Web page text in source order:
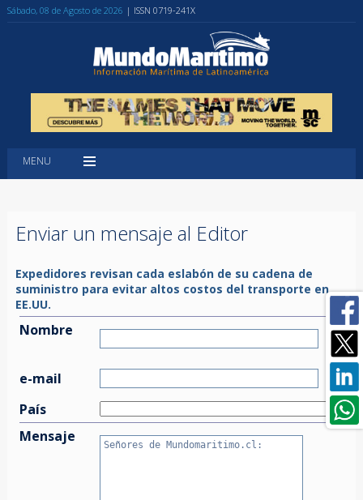
Sábado, 08 de Agosto de 2026 | ISSN 0719-241X
MENU
Enviar un mensaje al Editor
Expedidores revisan cada eslabón de su cadena de
suministro para evitar altos costos del transporte en
EE.UU.
Nombre
e-mail
País
Mensaje